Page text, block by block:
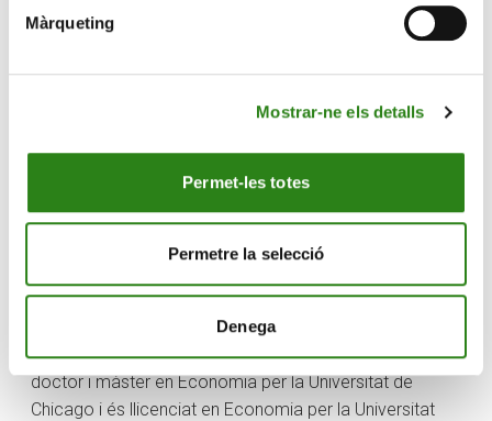
Màrqueting
Mostrar-ne els detalls
Permet-les totes
Permetre la selecció
Denega
Al final, l’IESE explicarà com la formació que
promouen des de la Càtedra Creand d’Emprenedoria i
Banca a l’IESE, que busca promoure el coneixement a
través de conferències divulgatives, formació i l’impuls
Ricard Gil
Ricard Gil és professor ordinari al departament de
Direcció Estratègica de l’IESE Business School. És
doctor i màster en Economia per la Universitat de
Chicago i és llicenciat en Economia per la Universitat